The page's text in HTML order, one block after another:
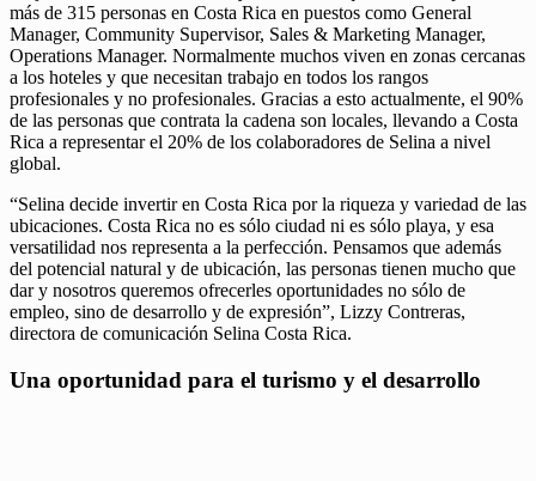
más de 315 personas en Costa Rica en puestos como General
Manager, Community Supervisor, Sales & Marketing Manager,
Operations Manager. Normalmente muchos viven en zonas cercanas
a los hoteles y que necesitan trabajo en todos los rangos
profesionales y no profesionales. Gracias a esto actualmente, el 90%
de las personas que contrata la cadena son locales, llevando a Costa
Rica a representar el 20% de los colaboradores de Selina a nivel
global.
“Selina decide invertir en Costa Rica por la riqueza y variedad de las
ubicaciones. Costa Rica no es sólo ciudad ni es sólo playa, y esa
versatilidad nos representa a la perfección. Pensamos que además
del potencial natural y de ubicación, las personas tienen mucho que
dar y nosotros queremos ofrecerles oportunidades no sólo de
empleo, sino de desarrollo y de expresión”, Lizzy Contreras,
directora de comunicación Selina Costa Rica.
Una oportunidad para el turismo y el desarrollo